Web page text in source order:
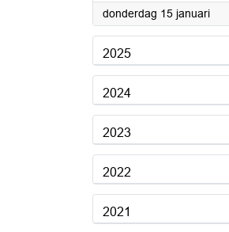
donderdag 15 januari2026
2025
2024
2023
2022
2021